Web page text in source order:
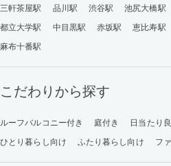
三軒茶屋駅 品川駅 渋谷駅 池尻大橋駅
都立大学駅
中目黒駅 赤坂駅 恵比寿駅
麻布十番駅
こだわりから探す
ルーフバルコニー付き 庭付き 日当たり
ひとり暮らし向け
ふたり暮らし向け フ